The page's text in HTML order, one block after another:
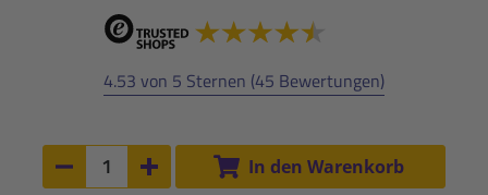
4.53 von 5 Sternen (45 Bewertungen)
Anzahl:
Anzahl um 1 verringern
Anzahl um 1 erhöhen
In den Warenkorb